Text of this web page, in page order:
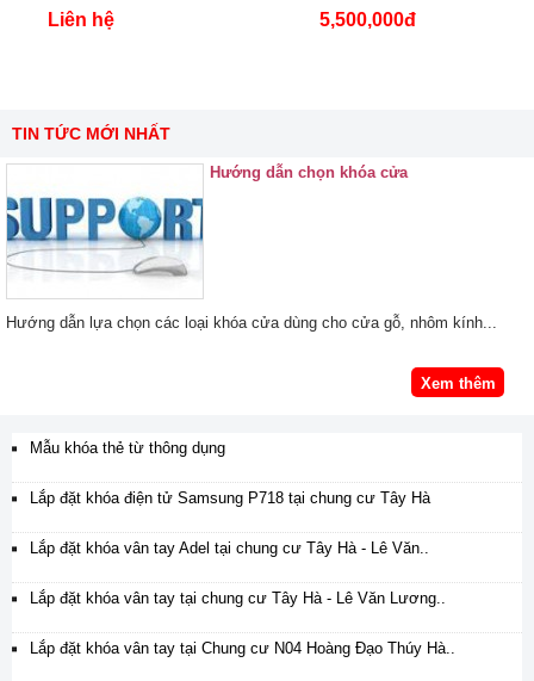
Liên hệ 5,500,000đ
TIN TỨC MỚI NHẤT
Hướng dẫn chọn khóa cửa
Hướng dẫn lựa chọn các loại khóa cửa dùng cho cửa gỗ, nhôm kính...
Xem thêm
Mẫu khóa thẻ từ thông dụng
Lắp đặt khóa điện tử Samsung P718 tại chung cư Tây Hà
Lắp đặt khóa vân tay Adel tại chung cư Tây Hà - Lê Văn..
Lắp đặt khóa vân tay tại chung cư Tây Hà - Lê Văn Lương..
Lắp đặt khóa vân tay tại Chung cư N04 Hoàng Đạo Thúy Hà..